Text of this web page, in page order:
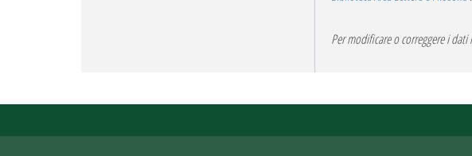
Per modificare o correggere i